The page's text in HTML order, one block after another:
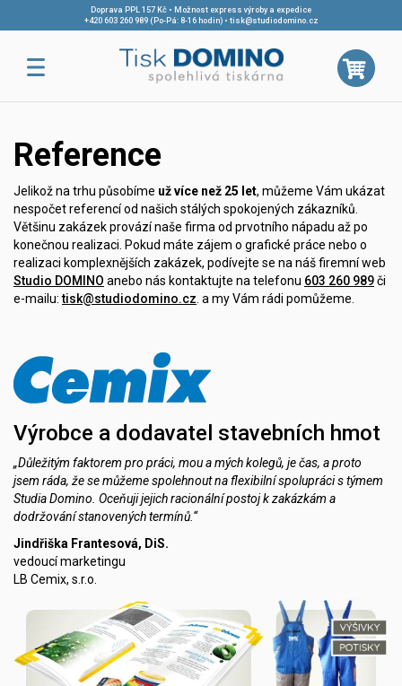
Doprava PPL 157 Kč • Možnost express výroby a expedice
+420 603 260 989 (Po-Pá: 8-16 hodin)• tisk@studiodomino.cz
Reference
Jelikož na trhu působíme už více než 25 let, můžeme Vám ukázat
nespočet referencí od našich stálých spokojených zákazníků.
Většinu zakázek provází naše firma od prvotního nápadu až po
konečnou realizaci. Pokud máte zájem o grafické práce nebo o
realizaci komplexnějších zakázek, podívejte se na náš firemní web
Studio DOMINO anebo nás kontaktujte na telefonu 603 260 989či
e-mailu:tisk@studiodomino.cz . a my Vám rádi pomůžeme.
Výrobce a dodavatel stavebních hmot
„Důležitým faktorem pro práci, mou a mých kolegů, je čas, a proto
jsem ráda, že se můžeme spolehnout na flexibilní spolupráci s týmem
Studia Domino. Oceňuji jejich racionální postoj k zakázkám a
dodržování stanovených termínů.“
Jindřiška Frantesová, DiS.
vedoucí marketingu
LB Cemix, s.r.o.